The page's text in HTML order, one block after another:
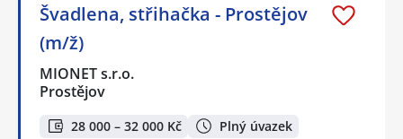
Švadlena, střihačka - Prostějov
(m/ž)
MIONET s.r.o.
Prostějov
28 000 – 32 000 Kč Plný úvazek